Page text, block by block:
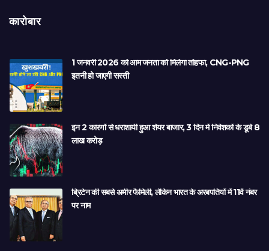
कारोबार
1 जनवरी 2026 को आम जनता को मिलेगा तोहफा, CNG-PNG
इतनी हो जाएगी सस्ती
इन 2 कारणों से धराशायी हुआ शेयर बाजार, 3 दिन में निवेशकों के डूबे 8
लाख करोड़
ब्रिटेन की सबसे अमीर फैमिली, लेकिन भारत के अरबपतियों में 11वें नंबर
पर नाम